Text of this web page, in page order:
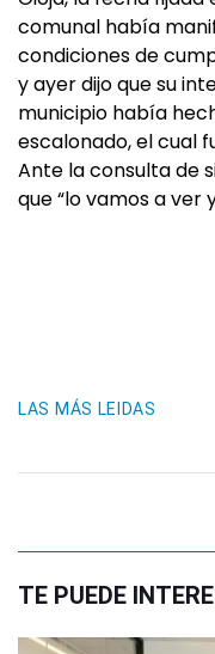
comunal había
condiciones de
y ayer dijo que su
municipio había
escalonado, el cual
Ante la consulta de
que “lo vamos a ver
LAS MÁS LEIDAS
TE PUEDE